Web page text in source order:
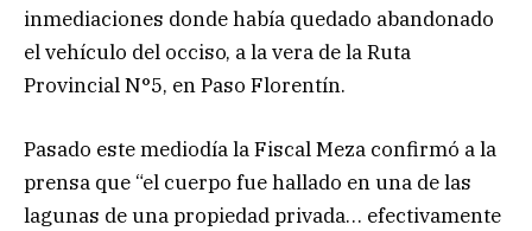
inmediaciones donde había quedado abandonado
el vehículo del occiso, a la vera de la Ruta
Provincial N°5, en Paso Florentín.
Pasado este mediodía la Fiscal Meza confirmó a la
prensa que “el cuerpo fue hallado en una de las
lagunas de una propiedad privada… efectivamente